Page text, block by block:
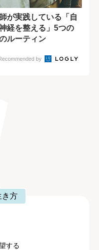
が実践している「自
経を整える」5つの
ルーティン
by
き方
する